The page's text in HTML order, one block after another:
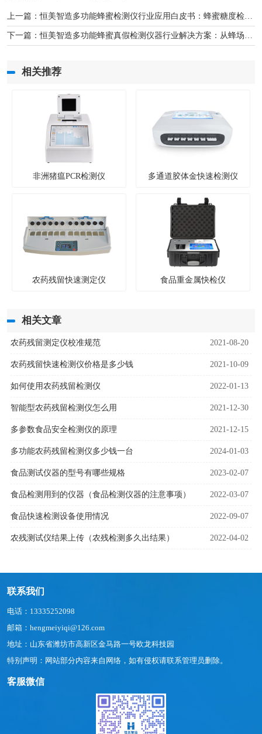
上一篇：恒美智造多功能蜂蜜检测仪行业应用白皮书：蜂蜜糖度检测仪多场景检测解决方案
下一篇：恒美智造多功能蜂蜜真假检测仪器行业解决方案：从蜂场到实验室的全链条品质保障
相关推荐
非洲猪瘟PCR检测仪 多通道胶体金快速检测仪
农药残留快速测定仪 食品重金属快检仪
相关文章
农药残留测定仪校准规范 2021-08-20
农药残留快速检测仪价格是多少钱 2021-10-09
如何使用农药残留检测仪 2022-01-13
智能型农药残留检测仪怎么用 2021-12-30
多参数食品安全检测仪的原理 2021-12-15
多功能农药残留检测仪多少钱一台 2024-01-03
食品测试仪器的型号有哪些规格 2023-02-07
食品检测用到的仪器（食品检测仪器的注意事项） 2022-03-07
食品快速检测设备使用情况 2022-09-07
农残测试仪结果上传（农残检测多久出结果） 2022-04-02
联系我们
电话：13335252098
邮箱：hengmeiyiqi@126.com
地址：山东省潍坊市高新区金马路一号欧龙科技园
特别声明：网站部分内容来自网络，如有侵权请联系管理员删除。
客服微信